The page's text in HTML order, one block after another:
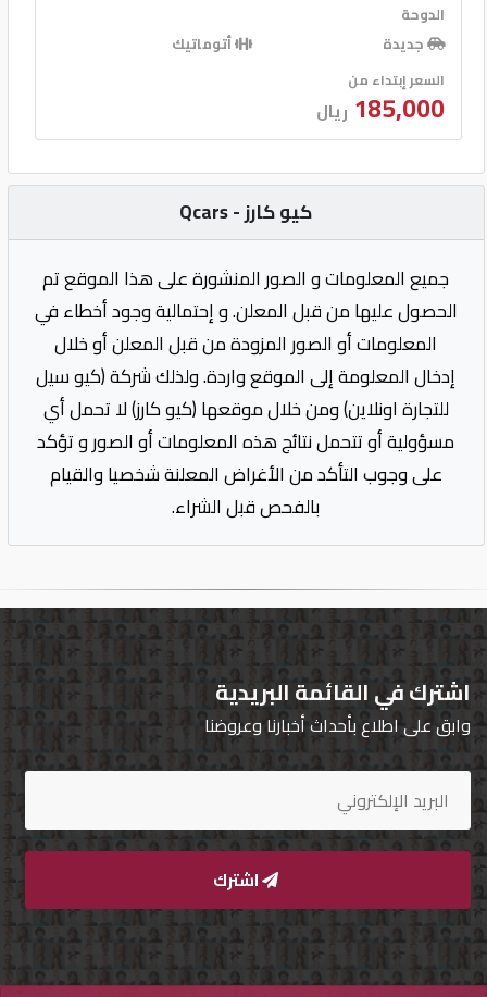
الدوحة
جديدة
أتوماتيك
السعر إبتداء من
185,000 ريال
كيو كارز - Qcars
جميع المعلومات و الصور المنشورة على هذا الموقع تم
الحصول عليها من قبل المعلن. و إحتمالية وجود أخطاء في
المعلومات أو الصور المزودة من قبل المعلن أو خلال
إدخال المعلومة إلى الموقع واردة. ولذلك شركة (كيو سيل
للتجارة اونلاين) ومن خلال موقعها (كيو كارز) لا تحمل أي
مسؤولية أو تتحمل نتائج هذه المعلومات أو الصور و تؤكد
على وجوب التأكد من الأغراض المعلنة شخصيا والقيام
بالفحص قبل الشراء.
اشترك في القائمة البريدية
وابق على اطلاع بأحداث أخبارنا وعروضنا
اشترك